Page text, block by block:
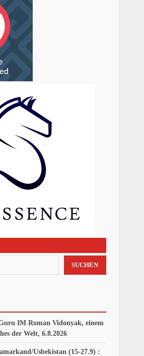
SUCHEN
IM Roman Vidonyak, einem
der Welt, 6.8.2026
Usbekistan (15-27.9) :